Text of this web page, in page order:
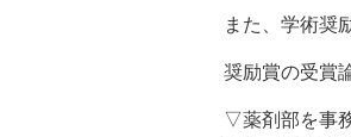
また、学術奨
奨励賞の受賞
▽薬剤部を事務